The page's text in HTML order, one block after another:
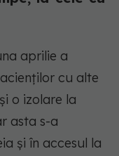
aprilie a
cu alte
o izolare la
asta s-a
și în accesul la